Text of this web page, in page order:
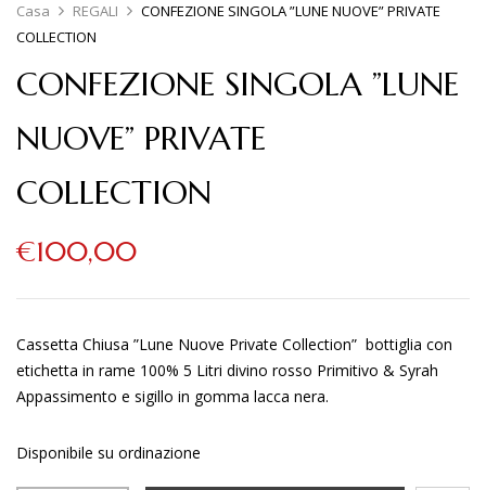
Casa REGALI
CONFEZIONE SINGOLA ”LUNE NUOVE” PRIVATE
COLLECTION
CONFEZIONE SINGOLA ”LUNE
NUOVE” PRIVATE
COLLECTION
€100,00
Cassetta Chiusa ”Lune Nuove Private Collection” bottiglia con
etichetta in rame 100% 5 Litri divino rosso Primitivo & Syrah
Appassimento e sigillo in gomma lacca nera.
Disponibile su ordinazione